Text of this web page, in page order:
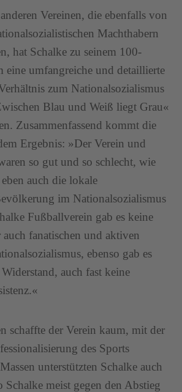
Vereinen, die ebenfalls von
Machthabern
hat Schalke zu seinem 100-
eine umfangreiche und detaillierte
zum Nationalsozialismus
Blau und Weiß liegt Grau«
Zusammenfassend kommt die
Ergebnis: »Der Verein und
so gut und so schlecht, wie
auch die lokale
im Nationalsozialismus
Fußballverein gab es keine
auch fanatischen und aktiven
ebenso gab es
auch fast keine
schaffte der Verein kaum, mit der
des Sports
unterstützten Schalke auch
Schalke meist gegen den Abstieg